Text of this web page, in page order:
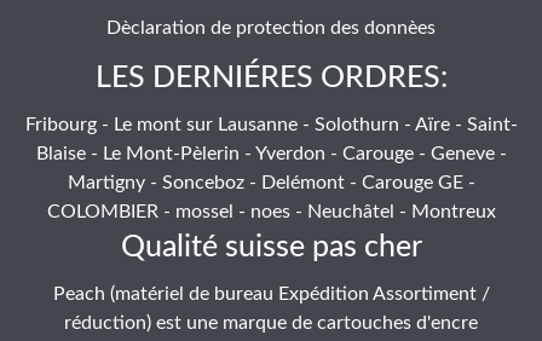
Dèclaration de protection des donnèes
LES DERNIÉRES ORDRES:
Fribourg - Le mont sur Lausanne - Solothurn - Aïre - Saint-
Blaise - Le Mont-Pèlerin - Yverdon - Carouge - Geneve -
Martigny - Sonceboz - Delémont - Carouge GE -
COLOMBIER - mossel - noes - Neuchâtel - Montreux
Qualité suisse pas cher
Peach (matériel de bureau Expédition Assortiment /
réduction) est une marque de cartouches d'encre